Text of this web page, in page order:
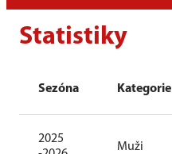
Statistiky
Sezóna Kategorie
2025
Muži